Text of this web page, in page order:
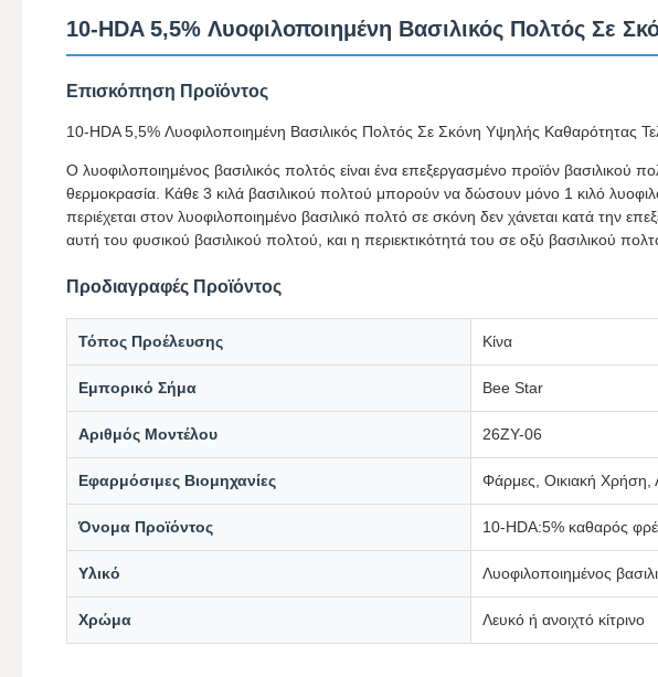
10-HDA 5,5% Λυοφιλοποιημένη Βασιλικός Πολτός Σε
Επισκόπηση Προϊόντος
10-HDA 5,5% Λυοφιλοποιημένη Βασιλικός Πολτός Σε Σκόνη Υψηλής Καθαρότητας
Ο λυοφιλοποιημένος βασιλικός πολτός είναι ένα επεξεργασμένο προϊόν
θερμοκρασία. Κάθε 3 κιλά βασιλικού πολτού μπορούν να δώσουν μόνο 1 κιλό
περιέχεται στον λυοφιλοποιημένο βασιλικό πολτό σε σκόνη δεν χάνεται κατά την
αυτή του φυσικού βασιλικού πολτού, και η περιεκτικότητά του σε οξύ βασιλικού
Προδιαγραφές Προϊόντος
Τόπος Προέλευσης Κίνα
Εμπορικό Σήμα Bee Star
Αριθμός Μοντέλου 26ZY-06
Εφαρμόσιμες Βιομηχανίες Φάρμες, Οικιακή Χρήση,
Όνομα Προϊόντος 10-HDA:5% καθαρός
Υλικό Λυοφιλοποιημένος
Χρώμα Λευκό ή ανοιχτό κίτρινο